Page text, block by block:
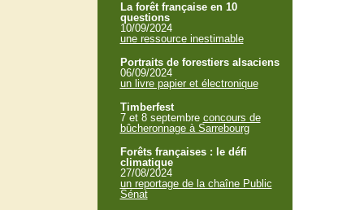
La forêt française en 10
questions
10/09/2024
une ressource inestimable
Portraits de forestiers alsaciens
06/09/2024
un livre papier et électronique
Timberfest
7 et 8 septembre concours de
bûcheronnage à Sarrebourg
Forêts françaises : le défi
climatique
27/08/2024
un reportage de la chaîne Public
Sénat